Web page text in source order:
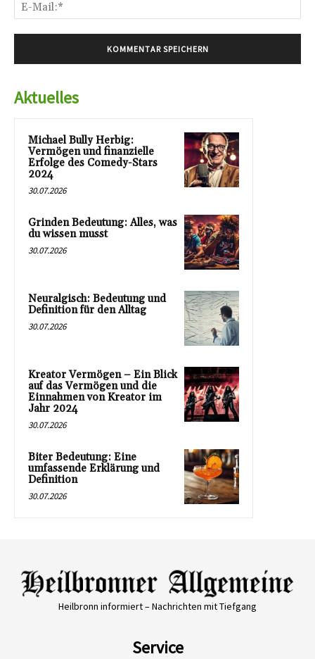
Aktuelles
Michael Bully Herbig:
Vermögen und finanzielle
Erfolge des Comedy-Stars
2024
30.07.2026
Grinden Bedeutung: Alles, was
du wissen musst
30.07.2026
Neuralgisch: Bedeutung und
Definition für den Alltag
30.07.2026
Kreator Vermögen – Ein Blick
auf das Vermögen und die
Einnahmen von Kreator im
Jahr 2024
30.07.2026
Biter Bedeutung: Eine
umfassende Erklärung und
Definition
30.07.2026
Heilbronn informiert – Nachrichten mit Tiefgang
Service